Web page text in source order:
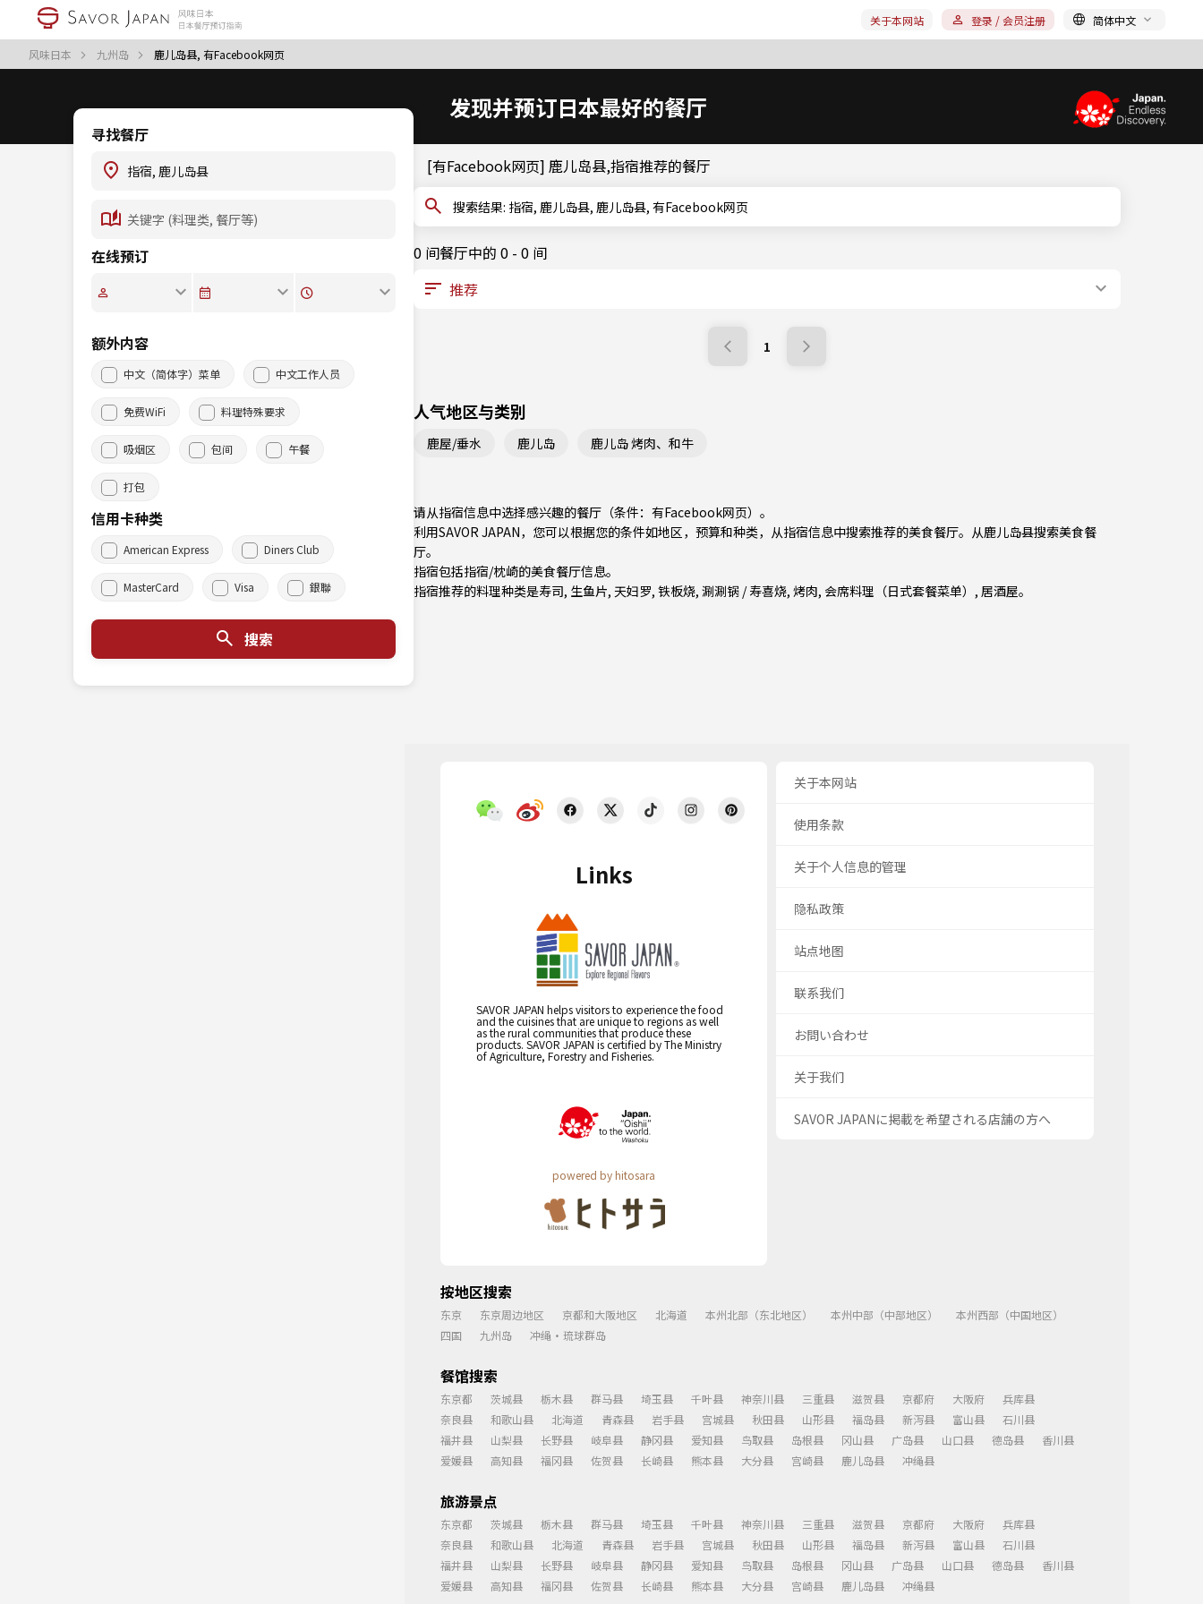
风味日本 九州岛 鹿儿岛县, 有Facebook网页
关于本网站 登录 / 会员注册 简体中文
发现并预订日本最好的餐厅
寻找餐厅
在线预订
额外内容
中文（简体字）菜单 中文工作人员
免费WiFi 料理特殊要求
吸烟区 包间 午餐
打包
信用卡种类
American Express Diners Club
MasterCard Visa 銀聯
搜索
[有Facebook网页] 鹿儿岛县,指宿推荐的餐厅
搜索结果: 指宿, 鹿儿岛县, 鹿儿岛县, 有Facebook网页
0 间餐厅中的 0 - 0 间
1
人气地区与类别
鹿屋/垂水 鹿儿岛 鹿儿岛 烤肉、和牛
请从指宿信息中选择感兴趣的餐厅（条件：有Facebook网页）。
利用SAVOR JAPAN，您可以根据您的条件如地区，预算和种类，从指宿信息中搜索推荐的美食餐厅。从鹿儿岛县搜索美食餐
厅。
指宿包括指宿/枕崎的美食餐厅信息。
指宿推荐的料理种类是寿司, 生鱼片, 天妇罗, 铁板烧, 涮涮锅 / 寿喜烧, 烤肉, 会席料理（日式套餐菜单） , 居酒屋。
Links
SAVOR JAPAN helps visitors to experience the food
and the cuisines that are unique to regions as well
as the rural communities that produce these
products. SAVOR JAPAN is certified by The Ministry
of Agriculture, Forestry and Fisheries.
powered by hitosara
关于本网站
使用条款
关于个人信息的管理
隐私政策
站点地图
联系我们
お問い合わせ
关于我们
SAVOR JAPANに掲載を希望される店舗の方へ
按地区搜索
东京 东京周边地区 京都和大阪地区 北海道 本州北部（东北地区） 本州中部（中部地区）
本州西部（中国地区）
四国
九州岛 冲绳・琉球群岛
餐馆搜索
东京都 茨城县 栃木县 群马县 埼玉县 千叶县 神奈川县 三重县 滋贺县 京都府 大阪府
兵库县
奈良县
和歌山县 北海道 青森县 岩手县 宫城县 秋田县 山形县 福岛县 新泻县 富山县
石川县
福井县
山梨县 长野县 岐阜县 静冈县 爱知县 鸟取县 岛根县 冈山县 广岛县 山口县 德岛县
香川县
爱媛县
高知县 福冈县 佐贺县 长崎县 熊本县 大分县 宫崎县 鹿儿岛县 冲绳县
旅游景点
东京都 茨城县 栃木县 群马县 埼玉县 千叶县 神奈川县 三重县 滋贺县 京都府 大阪府
兵库县
奈良县
和歌山县 北海道 青森县 岩手县 宫城县 秋田县 山形县 福岛县 新泻县 富山县
石川县
福井县
山梨县 长野县 岐阜县 静冈县 爱知县 鸟取县 岛根县 冈山县 广岛县 山口县 德岛县
香川县
爱媛县
高知县 福冈县 佐贺县 长崎县 熊本县 大分县 宫崎县 鹿儿岛县 冲绳县